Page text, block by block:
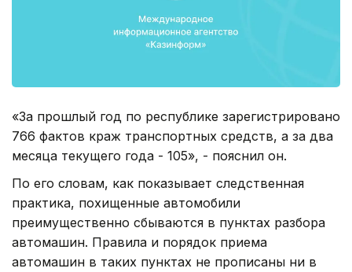
«За прошлый год по республике зарегистрировано
766 фактов краж транспортных средств, а за два
месяца текущего года - 105», - пояснил он.
По его словам, как показывает следственная
практика, похищенные автомобили
преимущественно сбываются в пунктах разбора
автомашин. Правила и порядок приема
автомашин в таких пунктах не прописаны ни в